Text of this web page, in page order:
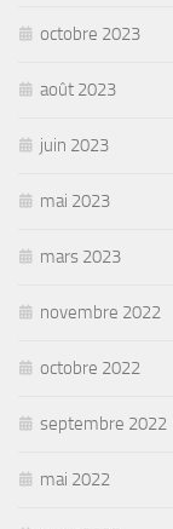
octobre 2023
août 2023
juin 2023
mai 2023
mars 2023
novembre 2022
octobre 2022
septembre 2022
mai 2022